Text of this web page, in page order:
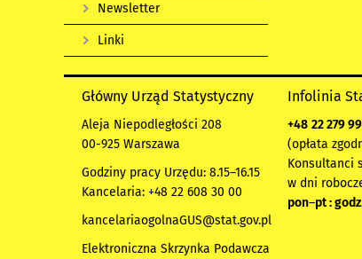
Newsletter
Linki
Główny Urząd Statystyczny
Aleja Niepodległości 208
00-925 Warszawa
Godziny pracy Urzędu: 8.15–16.15
Kancelaria: +48 22 608 30 00
kancelariaogolnaGUS@stat.gov.pl
Elektroniczna Skrzynka Podawcza
Infolinia
+48 22 279
(opłata
Konsultanci
w dni
pon–pt :